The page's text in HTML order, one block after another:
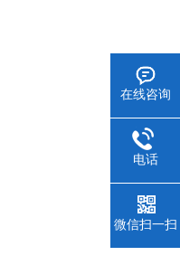
在线咨询
电话
微信扫一扫